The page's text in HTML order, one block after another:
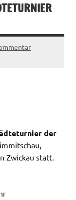
der
Zwickau statt.